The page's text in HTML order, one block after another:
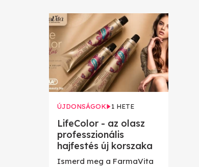
ÚJDONSÁGOK 1 HETE
LifeColor - az olasz
professzionális
hajfestés új korszaka
Ismerd meg a FarmaVita